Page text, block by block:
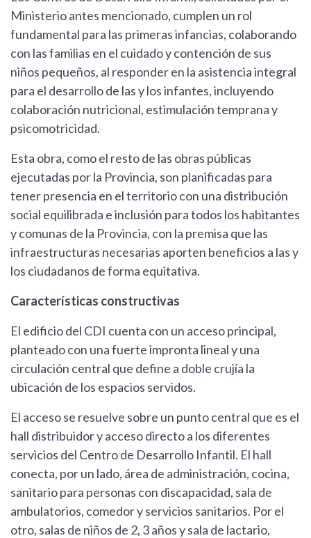
Ministerio antes mencionado, cumplen un rol
fundamental para las primeras infancias, colaborando
con las familias en el cuidado y contención de sus
niños pequeños, al responder en la asistencia integral
para el desarrollo de las y los infantes, incluyendo
colaboración nutricional, estimulación temprana y
psicomotricidad.
Esta obra, como el resto de las obras públicas
ejecutadas por la Provincia, son planificadas para
tener presencia en el territorio con una distribución
social equilibrada e inclusión para todos los habitantes
y comunas de la Provincia, con la premisa que las
infraestructuras necesarias aporten beneficios a las y
los ciudadanos de forma equitativa.
Características constructivas
El edificio del CDI cuenta con un acceso principal,
planteado con una fuerte impronta lineal y una
circulación central que define a doble crujía la
ubicación de los espacios servidos.
El acceso se resuelve sobre un punto central que es el
hall distribuidor y acceso directo a los diferentes
servicios del Centro de Desarrollo Infantil. El hall
conecta, por un lado, área de administración, cocina,
sanitario para personas con discapacidad, sala de
ambulatorios, comedor y servicios sanitarios. Por el
otro, salas de niños de 2, 3 años y sala de lactario,